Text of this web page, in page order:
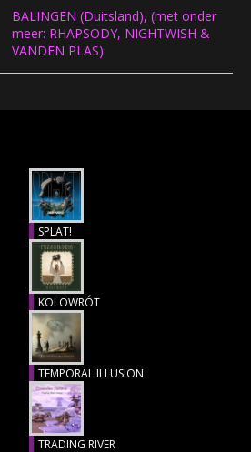
CONCERTFOTO'S
CONCERTBEZOEK
LINKS
BALINGEN (Duitsland), (met onder
meer: RHAPSODY, NIGHTWISH &
VANDEN PLAS)
SPLAT!
Recensie
KOLOWRÓT
Recensie
TEMPORAL ILLUSION
Recensie
TRADING RIVER